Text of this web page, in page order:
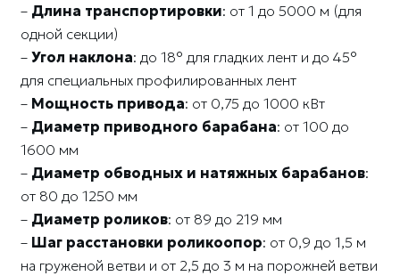
– Длина транспортировки: от 1 до 5000 м (для
одной секции)
– Угол наклона: до 18° для гладких лент и до 45°
для специальных профилированных лент
– Мощность привода: от 0,75 до 1000 кВт
– Диаметр приводного барабана: от 100 до
1600 мм
– Диаметр обводных и натяжных барабанов:
от 80 до 1250 мм
– Диаметр роликов: от 89 до 219 мм
– Шаг расстановки роликоопор: от 0,9 до 1,5 м
на груженой ветви и от 2,5 до 3 м на порожней ветви